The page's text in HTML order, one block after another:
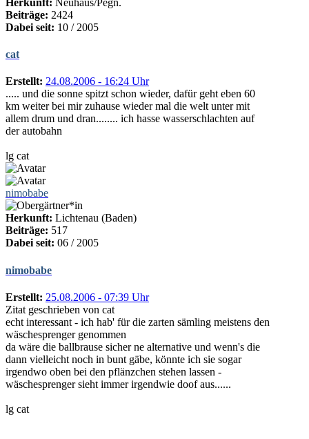
Beiträge: 2424
Dabei seit: 10 / 2005
cat
Erstellt: 24.08.2006 - 16:24 Uhr
..... und die sonne spitzt schon wieder, dafür geht eben 60
km weiter bei mir zuhause wieder mal die welt unter mit
allem drum und dran........ ich hasse wasserschlachten auf
der autobahn
lg cat
nimobabe
Herkunft: Lichtenau (Baden)
Beiträge: 517
Dabei seit: 06 / 2005
nimobabe
Erstellt: 25.08.2006 - 07:39 Uhr
Zitat geschrieben von cat
echt interessant - ich hab' für die zarten sämling meistens den
wäschesprenger genommen
da wäre die ballbrause sicher ne alternative und wenn's die
dann vielleicht noch in bunt gäbe, könnte ich sie sogar
irgendwo oben bei den pflänzchen stehen lassen -
wäschesprenger sieht immer irgendwie doof aus......
lg cat